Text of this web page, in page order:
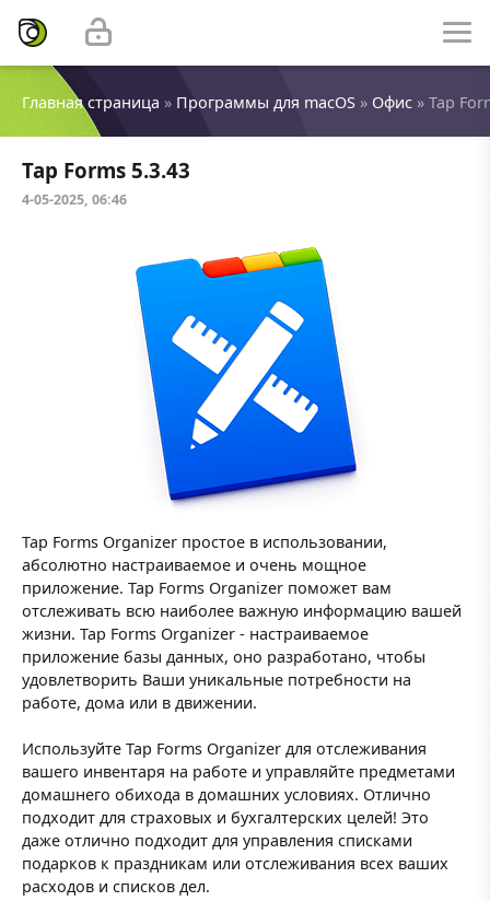
Главная страница » Программы для macOS » Офис » Tap
Tap Forms 5.3.43
4-05-2025, 06:46
Tap Forms Organizer простое в использовании,
абсолютно настраиваемое и очень мощное
приложение. Tap Forms Organizer поможет вам
отслеживать всю наиболее важную информацию вашей
жизни. Tap Forms Organizer - настраиваемое
приложение базы данных, оно разработано, чтобы
удовлетворить Ваши уникальные потребности на
работе, дома или в движении.
Используйте Tap Forms Organizer для отслеживания
вашего инвентаря на работе и управляйте предметами
домашнего обихода в домашних условиях. Отлично
подходит для страховых и бухгалтерских целей! Это
даже отлично подходит для управления списками
подарков к праздникам или отслеживания всех ваших
расходов и списков дел.